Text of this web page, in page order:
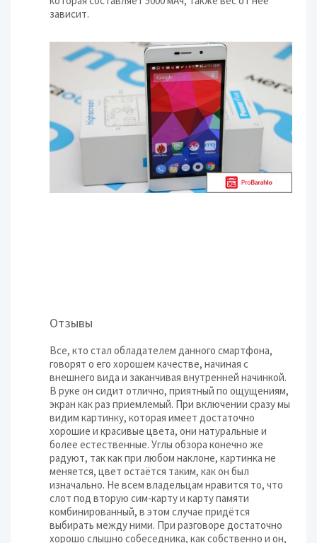
зависит.
Отзывы
Все, кто стал обладателем данного смартфона,
говорят о его хорошем качестве, начиная с
внешнего вида и заканчивая внутренней начинкой.
В руке он сидит отлично, приятный по ощущениям,
экран как раз приемлемый. При включении сразу мы
видим картинку, которая имеет достаточно
хорошие и красивые цвета, они натуральные и
более естественные. Углы обзора конечно же
радуют, так как при любом наклоне, картинка не
меняется, цвет остаётся таким, как он был
изначально. Не всем владельцам нравится то, что
слот под вторую сим-карту и карту памяти
комбинированный, в этом случае придётся
выбирать между ними. При разговоре достаточно
хорошо слышно собеседника, как собственно и он,